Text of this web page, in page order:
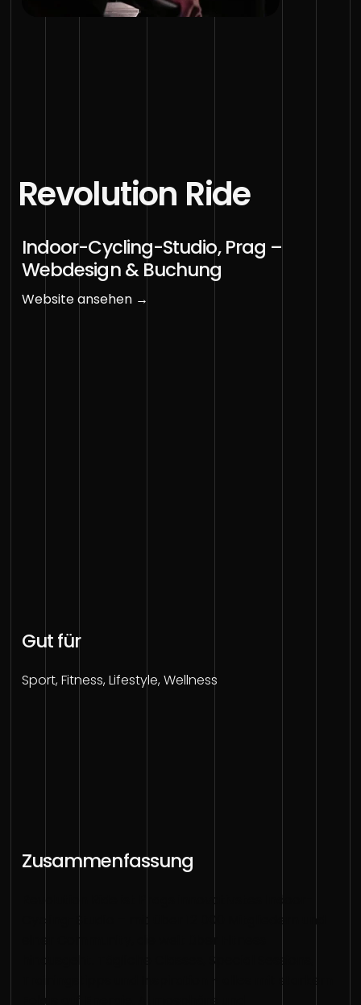
Revolution Ride
Indoor-Cycling-Studio, Prag –
Webdesign & Buchung
Website ansehen →
Gut für
Sport, Fitness, Lifestyle, Wellness
Zusammenfassung
Revolution Ride ist Prags innovativstes Indoor-
Cycling-Studio – mit über 12 000 Mitgliedern und
einer Community, die weit über Fitness
hinausgeht. Tägliche Classes, Special Sessions,
Trainingstipps und Inspiration – alles mit starkem
Fokus auf Energie, Atmosphäre und